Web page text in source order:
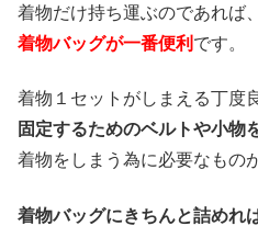
着物だけ持ち運ぶのであれば、
着物バッグが一番便利 です。
着物１セットがしまえる丁度
固定するためのベルトや小物
着物をしまう為に必要なもの
着物バッグにきちんと詰めれば